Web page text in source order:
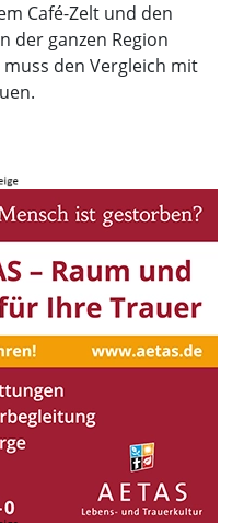
Café-Zelt und den
der ganzen Region
den Vergleich mit